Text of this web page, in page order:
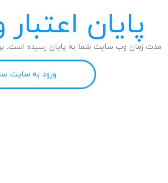
پایان
مدت زمان وب سایت شما به پایان رسیده است.
ورود به سایت